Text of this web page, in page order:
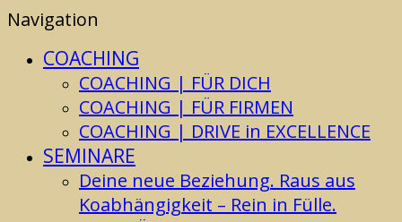
Navigation
COACHING
COACHING | FÜR DICH
COACHING | FÜR FIRMEN
COACHING | DRIVE in EXCELLENCE
SEMINARE
Deine neue Beziehung. Raus aus
Koabhängigkeit – Rein in Fülle.